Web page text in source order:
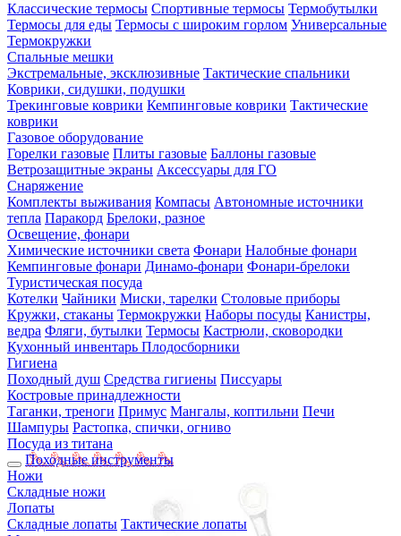
Классические термосы Спортивные термосы Термобутылки
Термосы для еды Термосы с широким горлом Универсальные
Термокружки
Спальные мешки
Экстремальные, эксклюзивные Тактические спальники
Коврики, сидушки, подушки
Трекинговые коврики Кемпинговые коврики Тактические
коврики
Газовое оборудование
Горелки газовые Плиты газовые Баллоны газовые
Ветрозащитные экраны Аксессуары для ГО
Снаряжение
Комплекты выживания Компасы Автономные источники
тепла Паракорд Брелоки, разное
Освещение, фонари
Химические источники света Фонари Налобные фонари
Кемпинговые фонари Динамо-фонари Фонари-брелоки
Туристическая посуда
Котелки Чайники Миски, тарелки Столовые приборы
Кружки, стаканы Термокружки Наборы посуды Канистры,
ведра Фляги, бутылки Термосы Кастрюли, сковородки
Кухонный инвентарь Плодосборники
Гигиена
Походный душ Средства гигиены Писсуары
Костровые принадлежности
Таганки, треноги Примус Мангалы, коптильни Печи
Шампуры Растопка, спички, огниво
Посуда из титана
Походные инструменты
Ножи
Складные ножи
Лопаты
Складные лопаты Тактические лопаты